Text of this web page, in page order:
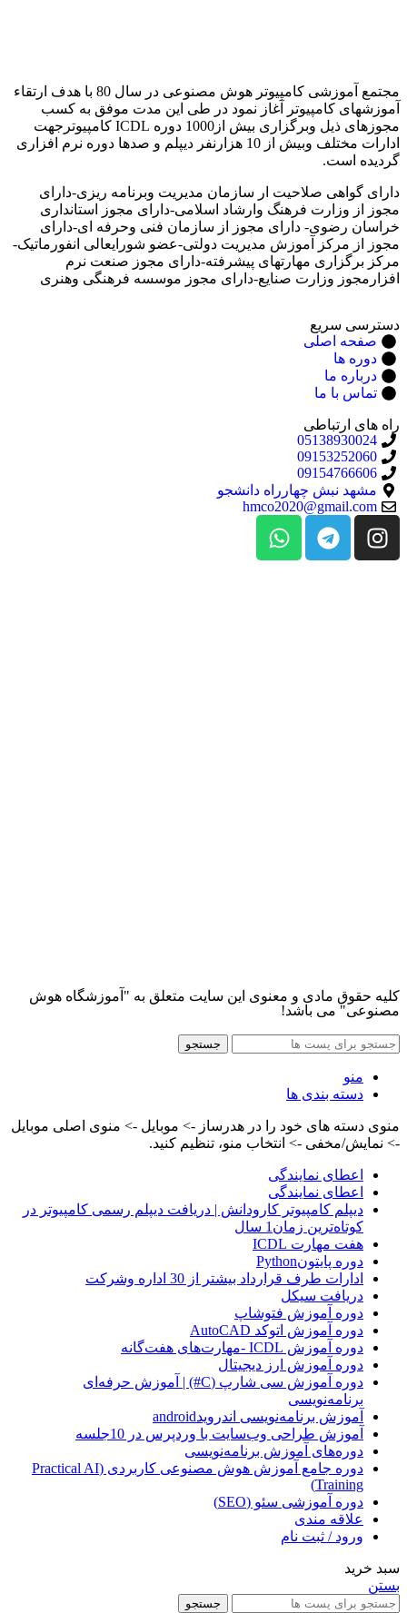
مجتمع آموزشی کامپیوتر هوش مصنوعی در سال 80 با هدف ارتقاء
آموزشهای کامپیوتر آغاز نمود در طی این مدت موفق به کسب
مجوزهای ذیل وبرگزاری بیش از1000 دوره ICDL کامپیوترجهت
ادارات مختلف وبیش از 10 هزارنفر دیپلم و صدها دوره نرم افزاری
گردیده است.
دارای گواهی صلاحیت ار سازمان مدیریت وبرنامه ریزی-دارای
مجوز از وزارت فرهنگ وارشاد اسلامی-دارای مجوز استانداری
خراسان رضوی- دارای مجوز از سازمان فنی وحرفه ای-دارای
مجوز از مرکز آموزش مدیریت دولتی-عضو شورایعالی انفورماتیک-
مرکز برگزاری مهارتهای پیشرفته-دارای مجوز صنعت نرم
افزارمجوز وزارت صنایع-دارای مجوز موسسه فرهنگی وهنری
دسترسی سریع
صفحه اصلی
دوره ها
درباره ما
تماس با ما
راه های ارتباطی
05138930024
09153252060
09154766606
مشهد نبش چهارراه دانشجو
hmco2020@gmail.com
کلیه حقوق مادی و معنوی این سایت متعلق به "آموزشگاه هوش
مصنوعی" می باشد!
جستجو
منو
دسته بندی ها
منوی دسته های خود را در هدرساز -> موبایل -> منوی اصلی موبایل
-> نمایش/مخفی -> انتخاب منو، تنظیم کنید.
اعطای نمایندگی
اعطای نمایندگی
دیپلم کامپیوتر کارودانش | دریافت دیپلم رسمی کامپیوتر در
کوتاه‌ترین زمان1 سال
هفت مهارت ICDL
دوره پایتونPython
ادارات طرف قرارداد بیشتر از 30 اداره وشرکت
دریافت سیکل
دوره آموزش فتوشاپ
دوره آموزش اتوکد AutoCAD
دوره آموزش ICDL -مهارت‌های هفت‌گانه
دوره آموزش ارز دیجیتال
دوره آموزش سی شارپ (C#) | آموزش حرفه‌ای
برنامه‌نویسی
آموزش برنامه‌نویسی اندرویدandroid
آموزش طراحی وب‌سایت با وردپرس در 10جلسه
دوره‌های آموزش برنامه‌نویسی
دوره جامع آموزش هوش مصنوعی کاربردی (Practical AI
Training)
دوره آموزشی سئو (SEO)
علاقه مندی
ورود / ثبت نام
سبد خرید
بستن
جستجو